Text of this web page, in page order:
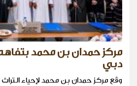
مركز حمدان بن محمد
دبي
وقّع مركز حمدان بن محمد لإحياء